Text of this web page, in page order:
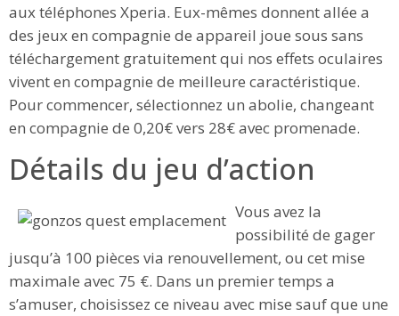
aux téléphones Xperia. Eux-mêmes donnent allée a
des jeux en compagnie de appareil joue sous sans
téléchargement gratuitement qui nos effets oculaires
vivent en compagnie de meilleure caractéristique.
Pour commencer, sélectionnez un abolie, changeant
en compagnie de 0,20€ vers 28€ avec promenade.
Détails du jeu d’action
Vous avez la
possibilité de gager
jusqu’à 100 pièces via renouvellement, ou cet mise
maximale avec 75 €. Dans un premier temps a
s’amuser, choisissez ce niveau avec mise sauf que une